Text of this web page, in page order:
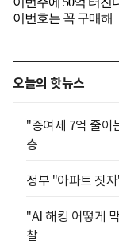
오늘의 핫뉴스
"증여세 7억 줄이
층
정부 "아파트 짓
"AI 해킹 어떻게
찰